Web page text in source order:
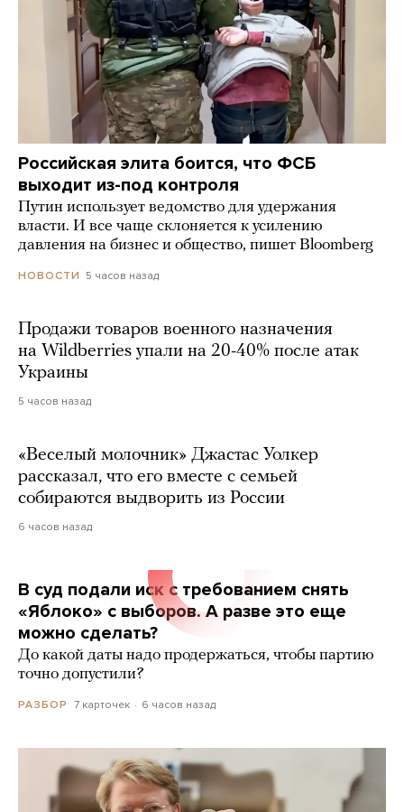
Российская элита боится, что ФСБ
выходит из-под контроля
Путин использует ведомство для удержания
власти. И все чаще склоняется к усилению
давления на бизнес и общество, пишет Bloomberg
НОВОСТИ 5 часов назад
Продажи товаров военного назначения
на Wildberries упали на 20-40% после атак
Украины
5 часов назад
«Веселый молочник» Джастас Уолкер
рассказал, что его вместе с семьей
собираются выдворить из России
6 часов назад
В суд подали иск с требованием снять
«Яблоко» с выборов. А разве это еще
можно сделать?
До какой даты надо продержаться, чтобы партию
точно допустили?
РАЗБОР 7 карточек 6 часов назад